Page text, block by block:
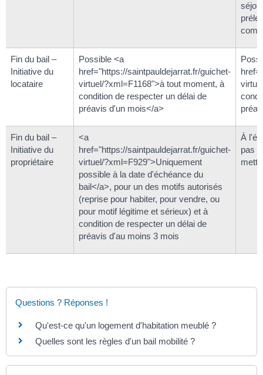
Fin du bail –
Initiative du
locataire
Possible <a
href="https://saintpauldejarrat.fr/guichet-
virtuel/?xml=F1168">à tout moment, à
condition de respecter un délai de
préavis d'un mois</a>
Fin du bail –
Initiative du
propriétaire
<a
href="https://saintpauldejarrat.fr/guichet-
virtuel/?xml=F929">Uniquement
possible à la date d'échéance du
bail</a>, pour un des motifs autorisés
(reprise pour habiter, pour vendre, ou
pour motif légitime et sérieux) et à
condition de respecter un délai de
préavis d'au moins 3 mois
À
pas
Questions ? Réponses !
Qu'est-ce qu'un logement d'habitation meublé ?
Quelles sont les règles d'un bail mobilité ?